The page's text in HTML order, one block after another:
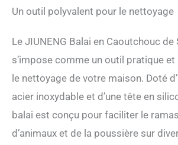
durable.
en caoutchouc
être utilisé
plusieurs
balai peuvent
comme brosse
d'intérieur ou
dur pour
Un outil polyvalent pour le nettoyage
Le JIUNENG Balai en Caoutchouc de
s’impose comme un outil pratique
le nettoyage de votre maison. Doté
acier inoxydable et d’une tête en
balai est conçu pour faciliter le
d’animaux et de la poussière sur